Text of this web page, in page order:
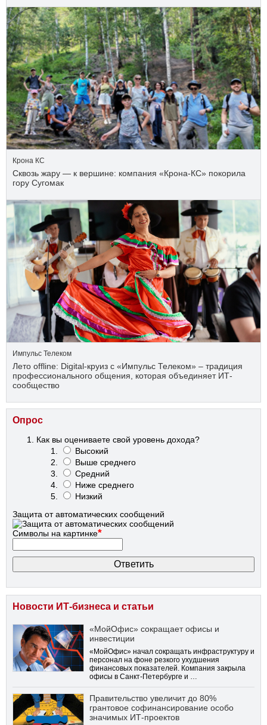
Крона КС
Сквозь жару — к вершине: компания «Крона‑КС» покорила
гору Сугомак
Импульс Телеком
Лето offline: Digital-круиз с «Импульс Телеком» – традиция
профессионального общения, которая объединяет ИТ-
сообщество
Опрос
Как вы оцениваете свой уровень дохода?
Высокий
Выше среднего
Средний
Ниже среднего
Низкий
Защита от автоматических сообщений
Символы на картинке*
Новости ИТ-бизнеса и статьи
«МойОфис» сокращает офисы и
инвестиции
«МойОфис» начал сокращать инфраструктуру и
персонал на фоне резкого ухудшения
финансовых показателей. Компания закрыла
офисы в Санкт-Петербурге и …
Правительство увеличит до 80%
грантовое софинансирование особо
значимых ИТ-проектов